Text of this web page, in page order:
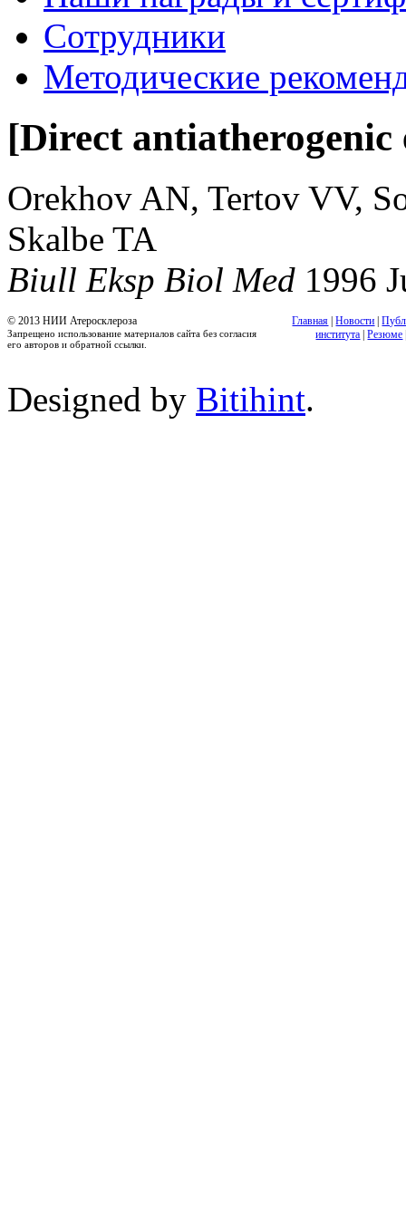
Сотрудники
Методические
[Direct
Orekhov AN, Tertov VV,
Skalbe TA
Biull Eksp Biol Med 1996
© 2013 НИИ Атеросклероза
Запрещено использование материалов сайта без согласия
его авторов и обратной ссылки.
Главная |Новости |
института |Резюме
Designed by Bitihint.